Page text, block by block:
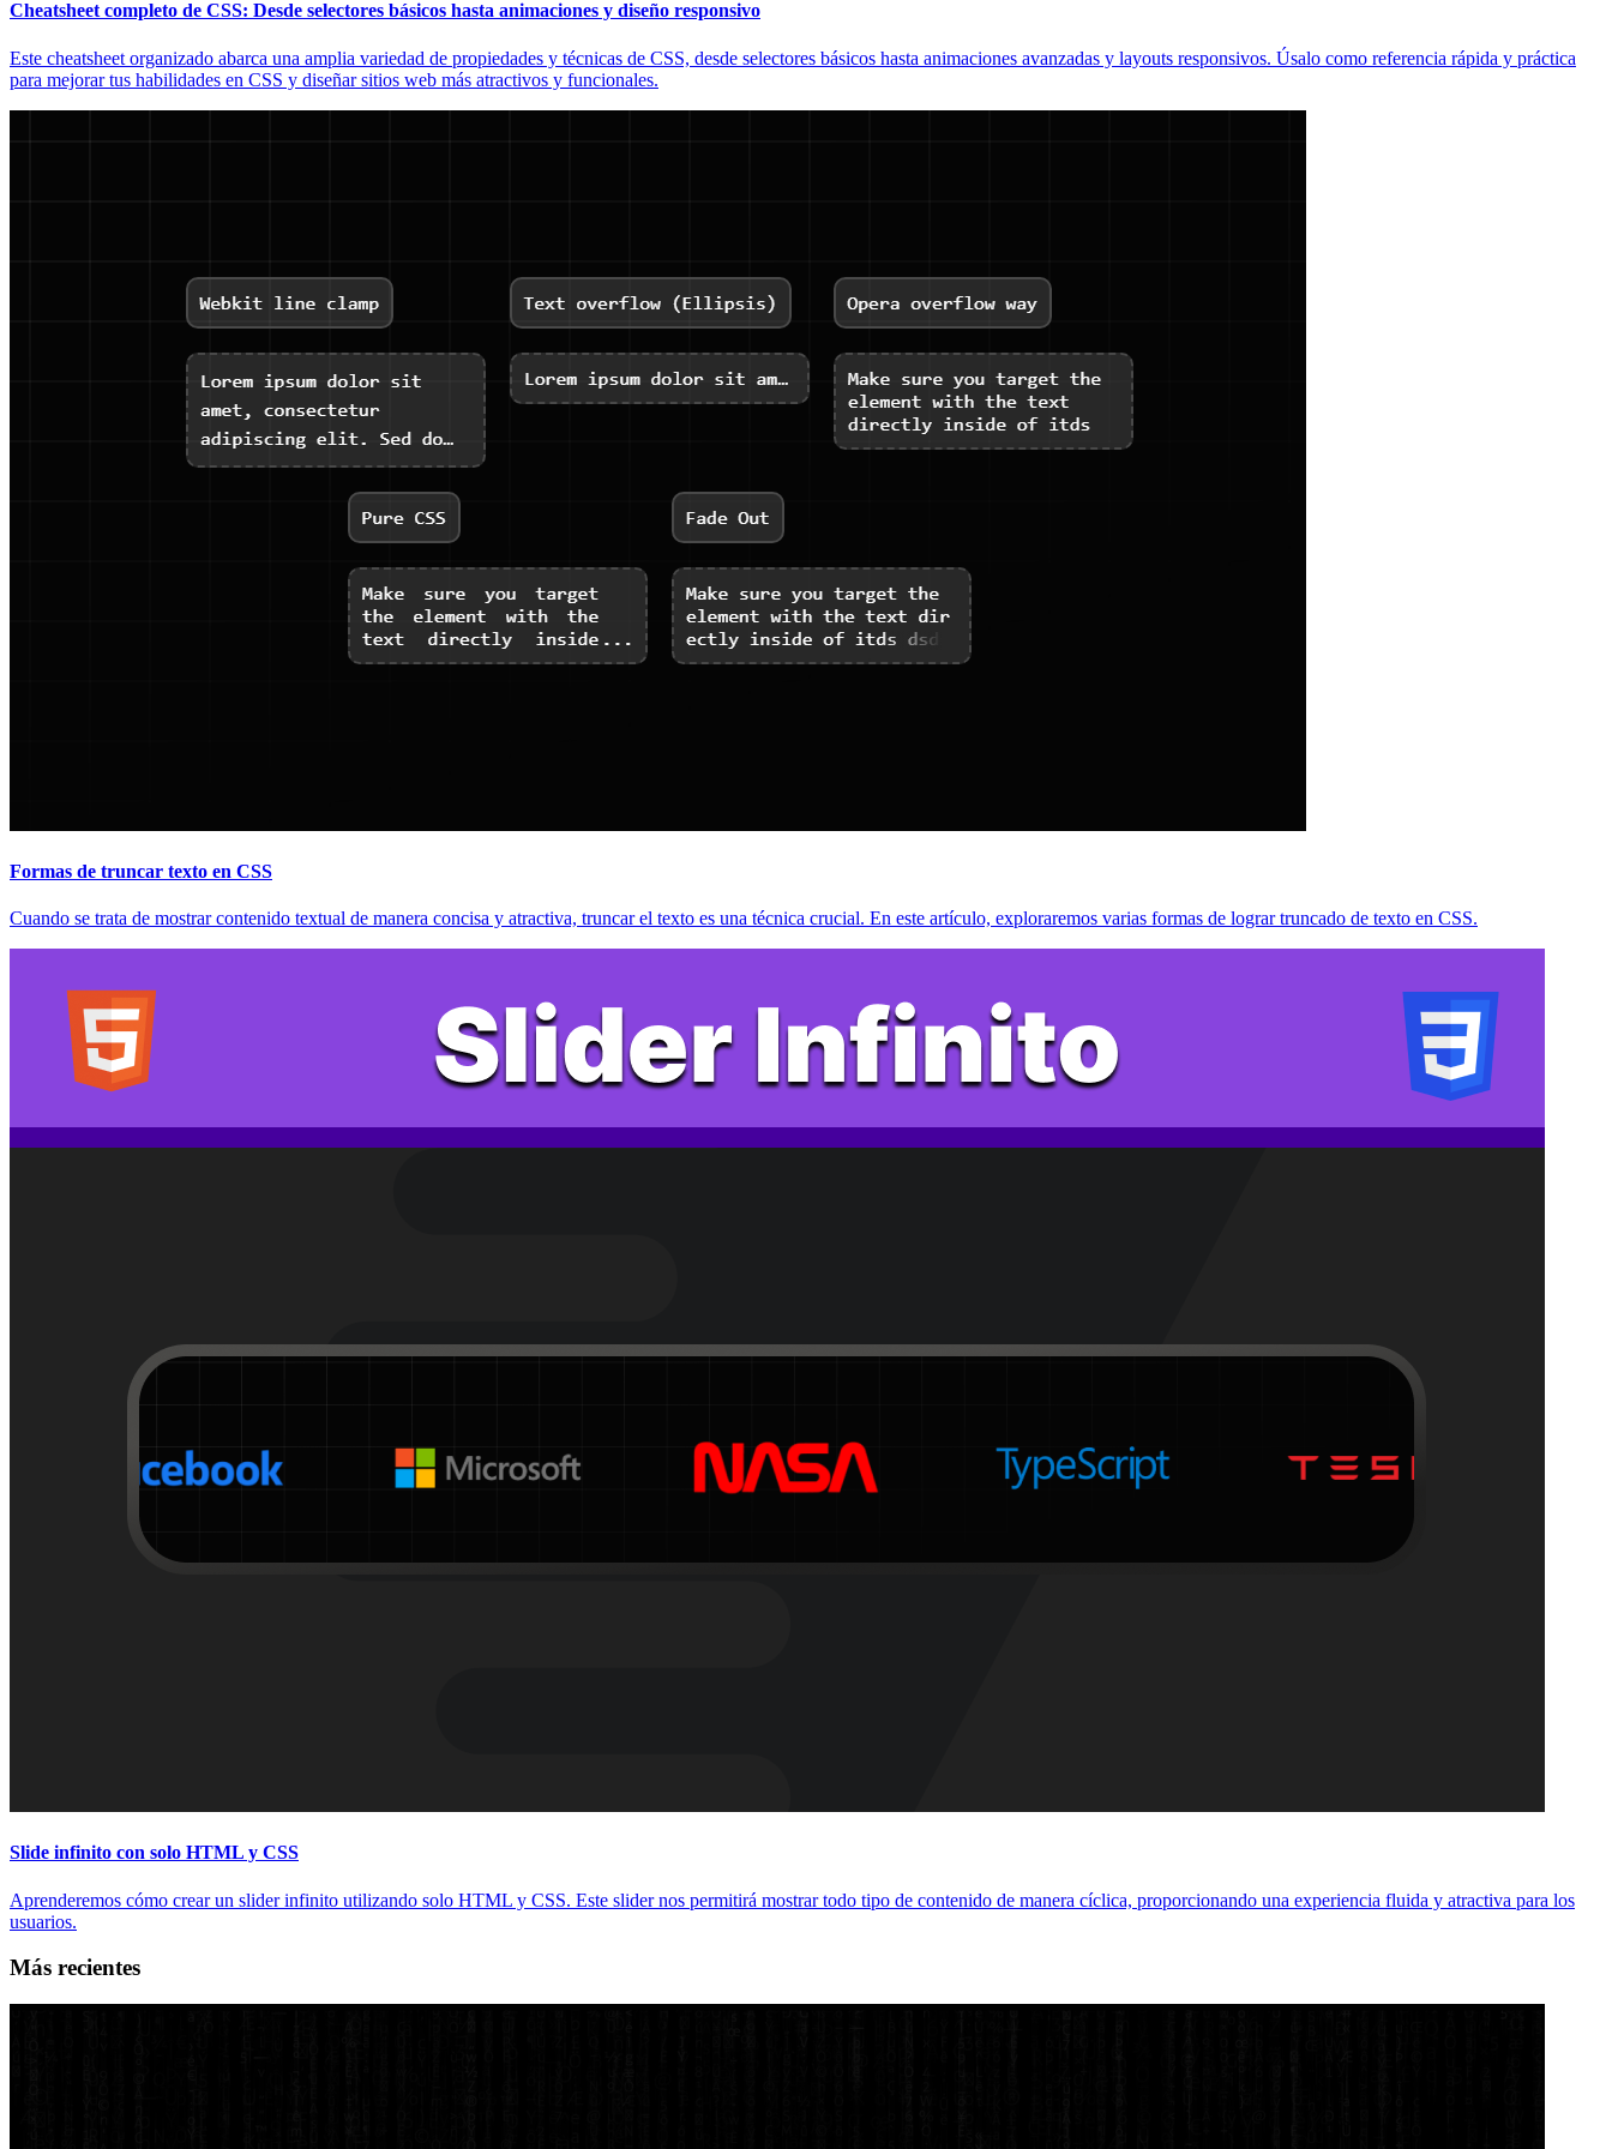
Cheatsheet completo de CSS: Desde selectores básicos hasta animaciones y diseño responsivo
Este cheatsheet organizado abarca una amplia variedad de propiedades y técnicas de CSS, desde selectores básicos hasta animaciones avanzadas y layouts responsivos. Úsalo como referencia rápida y práctica
para mejorar tus habilidades en CSS y diseñar sitios web más atractivos y funcionales.
Formas de truncar texto en CSS
Cuando se trata de mostrar contenido textual de manera concisa y atractiva, truncar el texto es una técnica crucial. En este artículo, exploraremos varias formas de lograr truncado de texto en CSS.
Slide infinito con solo HTML y CSS
Aprenderemos cómo crear un slider infinito utilizando solo HTML y CSS. Este slider nos permitirá mostrar todo tipo de contenido de manera cíclica, proporcionando una experiencia fluida y atractiva para los
usuarios.
Más recientes